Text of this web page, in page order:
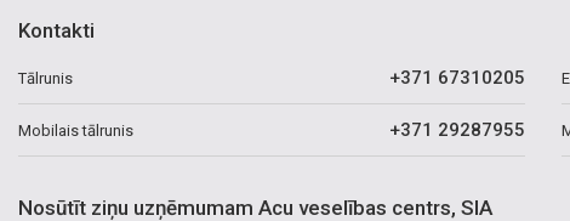
Kontakti
Tālrunis +371 67310205
Mobilais tālrunis +371 29287955
Nosūtīt ziņu uzņēmumam Acu veselības centrs, SIA